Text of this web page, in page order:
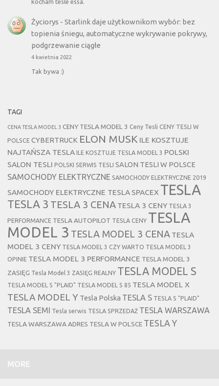
kocham tesle essa.
Życiorys - Starlink daje użytkownikom wybór: bez
topienia śniegu, automatyczne wykrywanie pokrywy,
podgrzewanie ciągłe
4 kwietnia 2022
Tak bywa :)
TAGI
CENA TESLA MODEL 3 CENY TESLA MODEL 3 Ceny Tesli CENY TESLI W
POLSCE CYBERTRUCK ELON MUSK ILE KOSZTUJE
NAJTAŃSZA TESLA ILE KOSZTUJE TESLA MODEL 3 POLSKI
SALON TESLI POLSKI SERWIS TESLI SALON TESLI W POLSCE
SAMOCHODY ELEKTRYCZNE SAMOCHODY ELEKTRYCZNE 2019
SAMOCHODY ELEKTRYCZNE TESLA SPACEX TESLA
TESLA 3 TESLA 3 CENA TESLA 3 CENY TESLA 3
PERFORMANCE TESLA AUTOPILOT TESLA CENY TESLA
MODEL 3 TESLA MODEL 3 CENA TESLA
MODEL 3 CENY TESLA MODEL 3 CZY WARTO TESLA MODEL 3
OPINIE TESLA MODEL 3 PERFORMANCE TESLA MODEL 3
ZASIĘG Tesla Model 3 ZASIĘG REALNY TESLA MODEL S
TESLA MODEL S "PLAID" TESLA MODEL S 85 TESLA MODEL X
TESLA MODEL Y Tesla Polska TESLA S TESLA S "PLAID"
TESLA SEMI Tesla serwis TESLA SPRZEDAŻ TESLA WARSZAWA
TESLA WARSZAWA ADRES TESLA W POLSCE TESLA Y
MORE